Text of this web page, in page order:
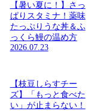
【暑い夏に！】さっ
ぱりスタミナ！薬味
たっぷりうな丼＆ふ
っくら鰻の温め方
2026.07.23
【枝豆しらすチー
ズ】「もっと食べた
い」が止まらない！